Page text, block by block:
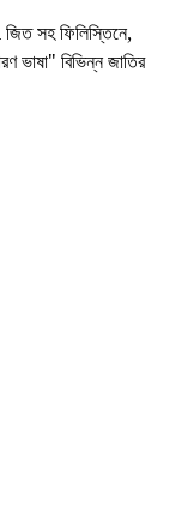
সহ ফিলিস্তিনে,
ভাষা" বিভিন্ন জাতির